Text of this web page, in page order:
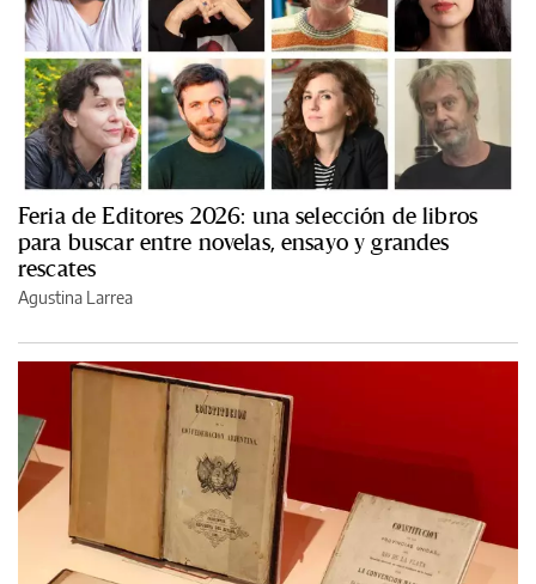
Feria de Editores 2026: una selección de libros
para buscar entre novelas, ensayo y grandes
rescates
Agustina Larrea